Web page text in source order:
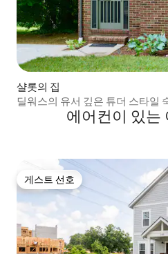
샬롯의 집
딜워스의 유서 깊은 튜더 스타일
에어컨이 있는
게스트 선호
게스트 선호